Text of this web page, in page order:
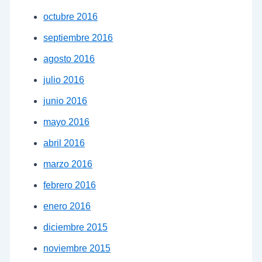
octubre 2016
septiembre 2016
agosto 2016
julio 2016
junio 2016
mayo 2016
abril 2016
marzo 2016
febrero 2016
enero 2016
diciembre 2015
noviembre 2015